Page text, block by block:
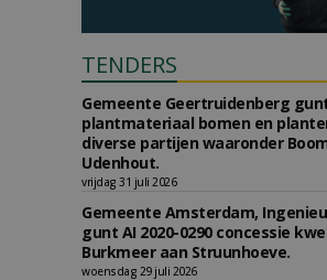
TENDERS
Gemeente Geertruidenberg
plantmateriaal bomen en
diverse partijen waaronder
Udenhout.
vrijdag 31 juli 2026
Gemeente Amsterdam,
gunt AI 2020-0290 concessie
Burkmeer aan Struunhoeve.
woensdag 29 juli 2026